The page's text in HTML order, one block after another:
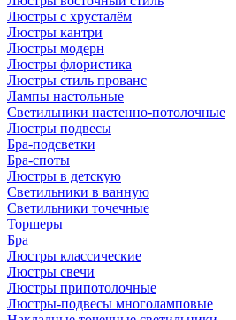
Люстры с хрусталём
Люстры кантри
Люстры модерн
Люстры флористика
Люстры стиль прованс
Лампы настольные
Светильники настенно-потолочные
Люстры подвесы
Бра-подсветки
Бра-споты
Люстры в детскую
Светильники в ванную
Светильники точечные
Торшеры
Бра
Люстры классические
Люстры свечи
Люстры припотолочные
Люстры-подвесы многоламповые